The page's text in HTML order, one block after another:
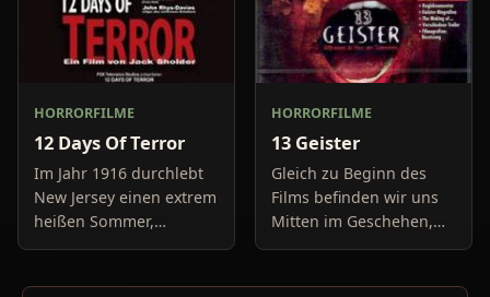
HORRORFILME
12 Days Of Terror
Im Jahr 1916 durchlebt
New Jersey einen extrem
heißen Sommer,
während in Europa der
HORRORFILME
13 Geister
Gleich zu Beginn des
Films befinden wir uns
Mitten im Geschehen,
eine Gruppe von Leuten